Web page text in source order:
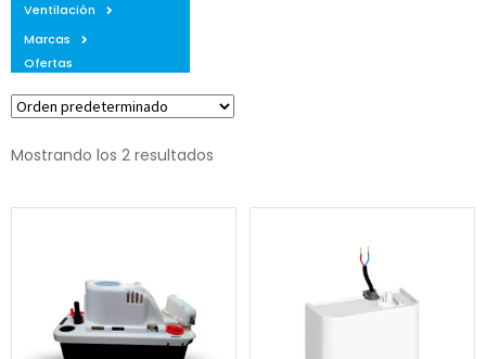
Ventilación
Marcas
Ofertas
Mostrando los 2 resultados